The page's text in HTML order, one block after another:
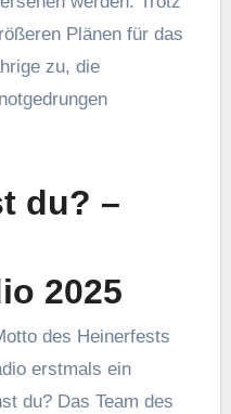
Plänen für das
zu, die
du? –
2025
des Heinerfests
erstmals ein
du? Das Team des